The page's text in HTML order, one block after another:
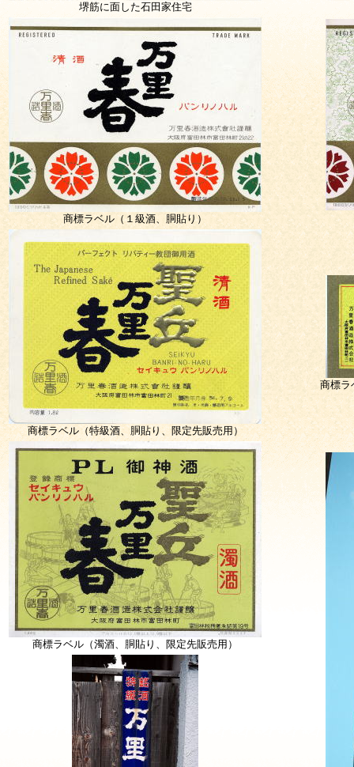
堺筋に面した石田家住宅
商標ラベル（１級酒、胴貼り）
商標ラベル（特級酒、胴貼り、限定先販売用）
商標ラ
商標ラベル（濁酒、胴貼り、限定先販売用）